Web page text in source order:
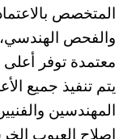
المتخصص
والفحص
معتمدة توفر أعلى
يتم تنفيذ جميع
المهندسين
إصلاح العيوب